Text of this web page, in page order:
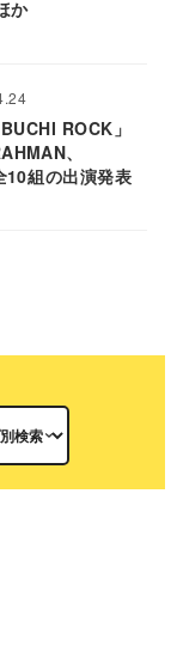
か
ROCK」
、
組の出演発表